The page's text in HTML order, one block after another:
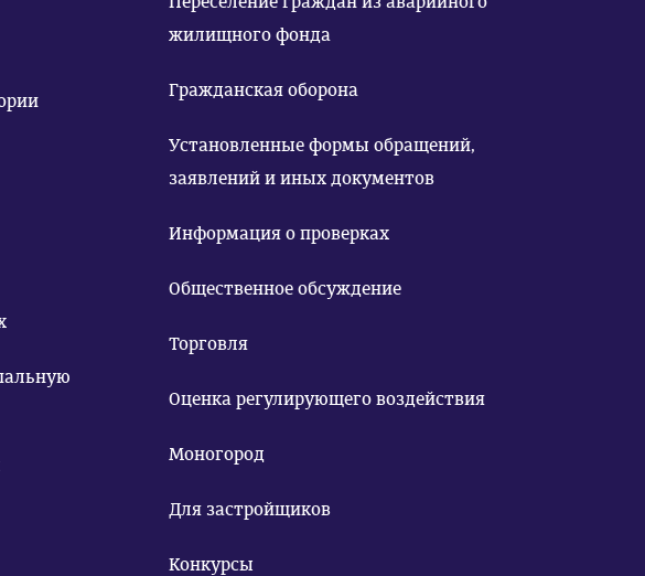
жилищного фонда
Гражданская оборона
Установленные формы обращений,
заявлений и иных документов
Информация о проверках
Общественное обсуждение
Торговля
Оценка регулирующего воздействия
Моногород
Для застройщиков
Конкурсы